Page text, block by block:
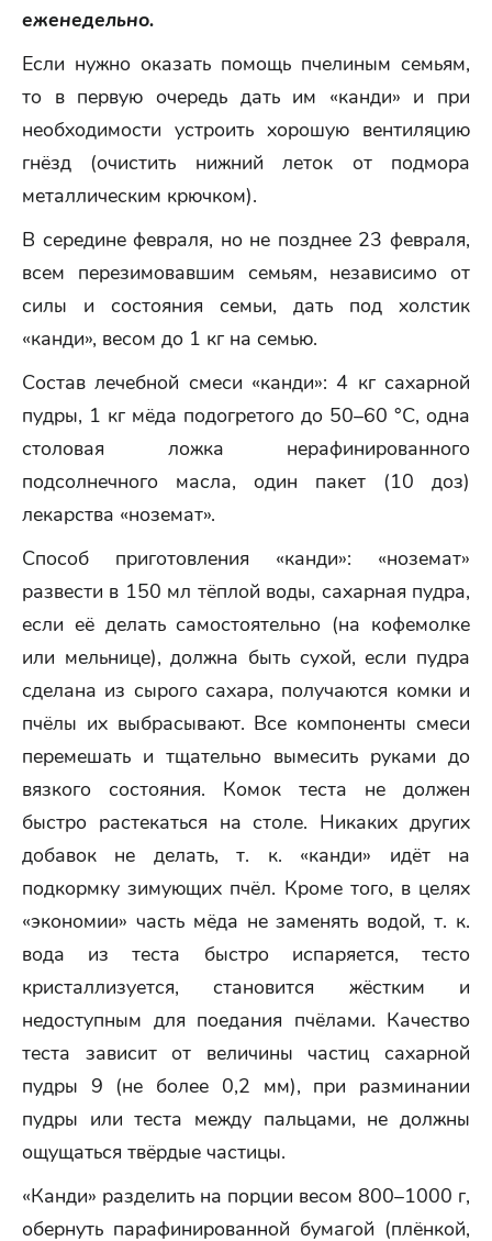
еженедельно.
Если нужно оказать помощь пчелиным семьям,
то в первую очередь дать им «канди» и при
необходимости устроить хорошую вентиляцию
гнёзд (очистить нижний леток от подмора
металлическим крючком).
В середине февраля, но не позднее 23 февраля,
всем перезимовавшим семьям, независимо от
силы и состояния семьи, дать под холстик
«канди», весом до 1 кг на семью.
Состав лечебной смеси «канди»: 4 кг сахарной
пудры, 1 кг мёда подогретого до 50–60 °C, одна
столовая ложка нерафинированного
подсолнечного масла, один пакет (10 доз)
лекарства «ноземат».
Способ приготовления «канди»: «ноземат»
развести в 150 мл тёплой воды, сахарная пудра,
если её делать самостоятельно (на кофемолке
или мельнице), должна быть сухой, если пудра
сделана из сырого сахара, получаются комки и
пчёлы их выбрасывают. Все компоненты смеси
перемешать и тщательно вымесить руками до
вязкого состояния. Комок теста не должен
быстро растекаться на столе. Никаких других
добавок не делать, т. к. «канди» идёт на
подкормку зимующих пчёл. Кроме того, в целях
«экономии» часть мёда не заменять водой, т. к.
вода из теста быстро испаряется, тесто
кристаллизуется, становится жёстким и
недоступным для поедания пчёлами. Качество
теста зависит от величины частиц сахарной
пудры 9 (не более 0,2 мм), при разминании
пудры или теста между пальцами, не должны
ощущаться твёрдые частицы.
«Канди» разделить на порции весом 800–1000 г,
обернуть парафинированной бумагой (плёнкой,